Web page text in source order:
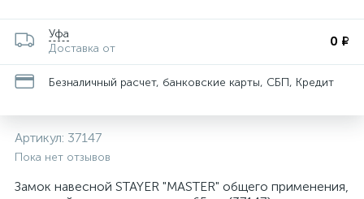
Уфа
Доставка от
0 ₽
Безналичный расчет, банковские карты, СБП, Кредит
Артикул: 37147
Пока нет отзывов
Замок навесной STAYER "MASTER" общего применения,